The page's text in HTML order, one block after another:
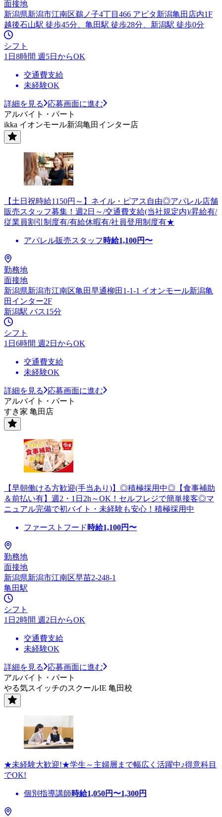
面接地
新潟県新潟市江南区鵜ノ子4丁目466 アピタ新潟亀田店内1F
越後石山駅 徒歩45分、亀田駅 徒歩28分、新潟駅 徒歩0分
シフト
1日8時間 週5日からOK
交通費支給
未経験OK
詳細を見る
応募画面に進む
アルバイト・パート
ikka イオンモール新潟亀田インター店
【土日祝時給1150円～】ネイル・ピアス自由◎アパレル店舗
販売スタッフ募集！週2日～/交通費支給(当社規定内)/昇給有/
従業員割引制度有/有給休暇有/社員登用制度有★
アパレル販売スタッフ 時給1,100円〜
勤務地
面接地
新潟県新潟市江南区亀田早通柳田1-1-1 イオンモール新潟亀
田インター2F
新潟駅 バス15分
シフト
1日6時間 週2日からOK
交通費支給
未経験OK
詳細を見る
応募画面に進む
アルバイト・パート
すき家 亀田店
【早朝働ける方歓迎(手当あり)】◎積極採用中◎【食事補助
＆前払い有】週2・1日2h～OK！セルフレジで簡単接客◎マ
ニュアル完備で初バイト・未経験も安心！積極採用中
ファーストフード 時給1,100円〜
勤務地
面接地
新潟県新潟市江南区早苗2-248-1
亀田駅
シフト
1日2時間 週2日からOK
交通費支給
未経験OK
詳細を見る
応募画面に進む
アルバイト・パート
やる気スイッチのスクールIE 亀田校
★未経験大歓迎!★学生～主婦層まで幅広く活躍中♪得意科目
でOK!
個別指導講師時給1,050円〜1,300円